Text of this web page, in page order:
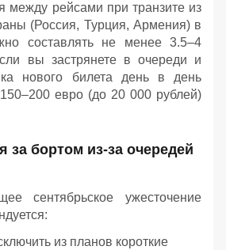
между рейсами при транзите из
(Россия, Турция, Армения) в
составлять не менее 3.5–4
вы застрянете в очереди и
нового билета день в день
евро (до 20 000 рублей)
за бортом из-за очередей
сентябрьское ужесточение
из планов короткие